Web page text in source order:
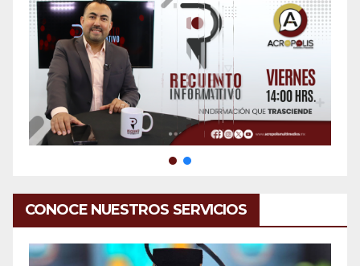
CONOCE NUESTROS SERVICIOS